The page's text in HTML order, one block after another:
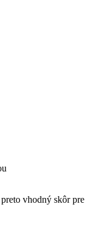
vhodný skôr pre